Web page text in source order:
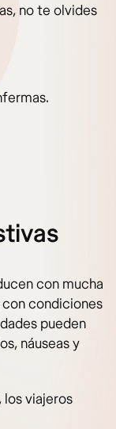
no te olvides
con mucha
condiciones
pueden
náuseas y
viajeros